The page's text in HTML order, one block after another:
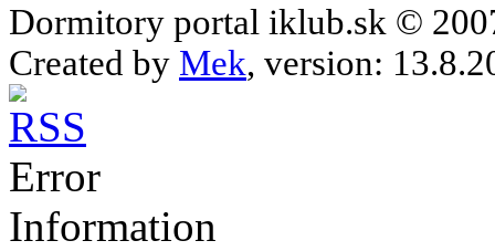
Dormitory portal iklub.sk ©
Created by Mek, version:
Error
Information